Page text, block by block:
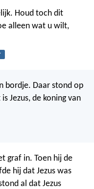
Houd toch dit
alleen wat u wilt,
bordje. Daar stond op
Jezus, de koning van
graf in. Toen hij de
hij dat Jezus was
al dat Jezus